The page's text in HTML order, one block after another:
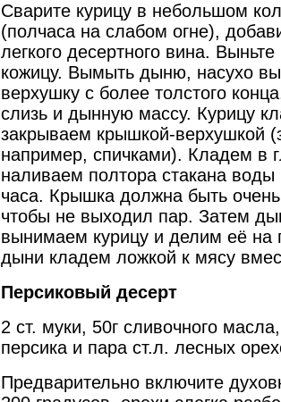
Сварите курицу в небольшом
(полчаса на слабом огне),
легкого десертного вина.
кожицу. Вымыть дыню, насухо
верхушку с более толстого
слизь и дынную массу. Курицу
закрываем крышкой-верхушкой
например, спичками). Кладем в
наливаем полтора стакана воды
часа. Крышка должна быть
чтобы не выходил пар. Затем
вынимаем курицу и делим её на
дыни кладем ложкой к мясу
Персиковый десерт
2 ст. муки, 50г сливочного
персика и пара ст.л. лесных
Предварительно включите